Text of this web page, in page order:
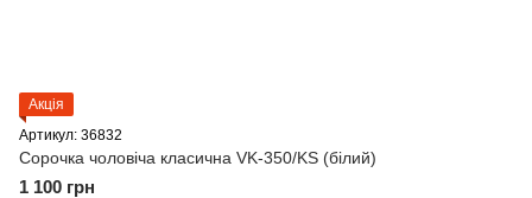
Акція
Артикул: 36832
Сорочка чоловіча класична VK-350/KS (бiлий)
1 100 грн